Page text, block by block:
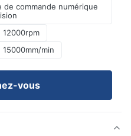
commande numérique
min
vous